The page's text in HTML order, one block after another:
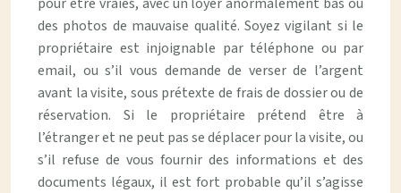
des photos de mauvaise qualité. Soyez vigilant si le
propriétaire est injoignable par téléphone ou par
email, ou s’il vous demande de verser de l’argent
avant la visite, sous prétexte de frais de dossier ou de
réservation. Si le propriétaire prétend être à
l’étranger et ne peut pas se déplacer pour la visite, ou
s’il refuse de vous fournir des informations et des
documents légaux, il est fort probable qu’il s’agisse